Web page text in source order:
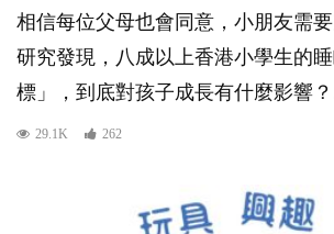
相信每位父母也會同意，小朋友需
研究發現，八成以上香港小學生的
標」，到底對孩子成長有什麼影響
29.1K 262